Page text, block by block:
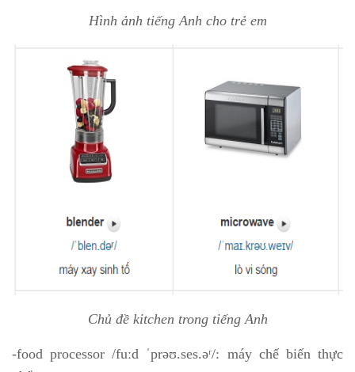
Hình ảnh tiếng Anh cho trẻ em
Chủ đề kitchen trong tiếng Anh
-food processor /fuːd ˈprəʊ.ses.əʳ/: máy chế biến thực